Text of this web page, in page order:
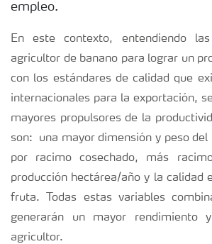
empleo.
En este contexto, entendiendo
agricultor de banano para lograr un
con los estándares de calidad que
internacionales para la exportación,
mayores propulsores de la
son: una mayor dimensión y peso
por racimo cosechado, más
producción hectárea/año y la calidad
fruta. Todas estas variables
generarán un mayor rendimiento
agricultor.